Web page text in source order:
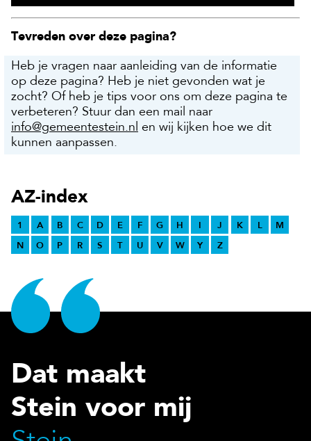
Tevreden over deze pagina?
Heb je vragen naar aanleiding van de informatie
op deze pagina? Heb je niet gevonden wat je
zocht? Of heb je tips voor ons om deze pagina te
verbeteren? Stuur dan een mail naar
info@gemeentestein.nl en wij kijken hoe we dit
kunnen aanpassen.
AZ-index
1 A B C D E F G H I J K L
M
N
O P R S T U V W Y Z
Dat maakt
Stein voor mij